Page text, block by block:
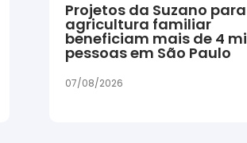
Projetos da Suzano para
agricultura familiar
beneficiam mais de 4
pessoas em São Paulo
07/08/2026